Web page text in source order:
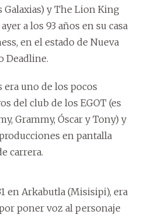
Galaxias) y The Lion King
a los 93 años en su casa
en el estado de Nueva
Deadline.
era uno de los pocos
del club de los EGOT (es
Grammy, Óscar y Tony) y
en pantalla
carrera.
en Arkabutla (Misisipi), era
poner voz al personaje